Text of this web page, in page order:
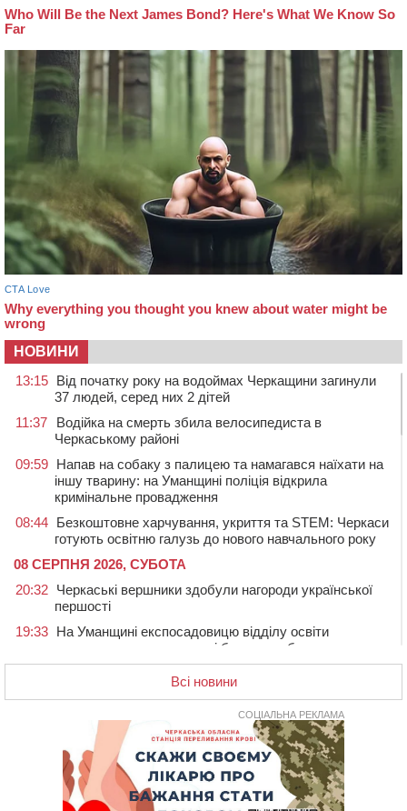
НОВИНИ
13:15 Від початку року на водоймах Черкащини загинули
37 людей, серед них 2 дітей
11:37
Водійка на смерть збила велосипедиста в
Черкаському районі
09:59 Напав на собаку з палицею та намагався наїхати на
іншу тварину: на Уманщині поліція відкрила
кримінальне провадження
08:44 Безкоштовне харчування, укриття та STEM: Черкаси
готують освітню галузь до нового навчального року
08 СЕРПНЯ 2026, СУБОТА
20:32 Черкаські вершники здобули нагороди української
першості
19:33 На Уманщині експосадовицю відділу освіти
судитимуть через завдані бюджету збитки
У Єрках прощатимуться з полеглим на Курщині
Апеляційний суд підтвердив стягнення майже 250
тис. грн шкоди за незаконний вилов риби
У Черкасах за ніч виявили 15 порушників
комендантської години та 10 нетверезих водіїв
На Золотоніщині водійка збила пішохода, який
Всі новини
СОЦІАЛЬНА РЕКЛАМА